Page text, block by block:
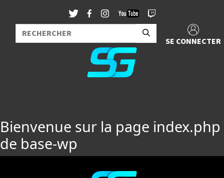
SE CONNECTER
Bienvenue sur la page index.php
de base-wp